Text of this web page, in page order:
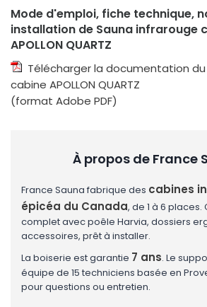
Mode d'emploi, fiche technique,
installation de Sauna infrarouge
APOLLON QUARTZ
Télécharger la documentation
cabine APOLLON QUARTZ
(format Adobe PDF)
À propos de France
France Sauna fabrique des cabines
épicéa du Canada, de 1 à 6
complet avec poêle Harvia, dossiers
accessoires, prêt à installer.
La boiserie est garantie 7 ans. Le
équipe de 15 techniciens basée en
pour questions ou entretien.